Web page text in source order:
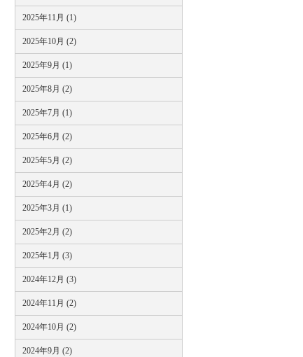
2025年11月 (1)
2025年10月 (2)
2025年9月 (1)
2025年8月 (2)
2025年7月 (1)
2025年6月 (2)
2025年5月 (2)
2025年4月 (2)
2025年3月 (1)
2025年2月 (2)
2025年1月 (3)
2024年12月 (3)
2024年11月 (2)
2024年10月 (2)
2024年9月 (2)